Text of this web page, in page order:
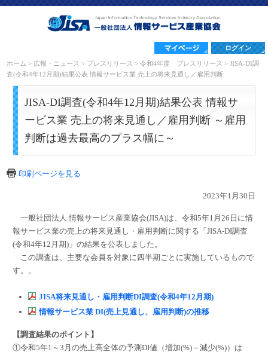
ログイン
ホーム > 広報・ニュース > プレスリリース >令和4年度 プレスリリース >JISA-DI調
査(令和4年12月期)結果公表 情報サービス業 売上の将来見通し／雇用判断
JISA-DI調査(令和4年12月期)結果公表 情報サ
ービス業 売上の将来見通し／雇用判断 ～雇用
判断は過去最高のプラス幅に～
印刷ページを見る
2023年1月30日
一般社団法人 情報サービス産業協会(JISA)は、令和5年1月26日に情
報サービス業の売上の将来見通し・雇用判断に関する「JISA-DI調査
(令和4年12月期)」の結果を公表しました。
この調査は、主要な会員を対象に四半期ごとに実施しているもので
す。。
JISA将来見通し・雇用判断DI調査(令和4年12月期)
情報サービス業 DI(売上見通し、雇用判断)の推移
【調査結果のポイント】
①令和5年1～3月の売上高全体の予測DI値（増加(%)－減少(%)）は